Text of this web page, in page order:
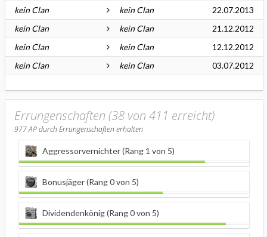
kein Clan
kein Clan
22.07.2013
kein Clan
kein Clan
21.12.2012
kein Clan
kein Clan
12.12.2012
kein Clan
kein Clan 03.07.2012
Errungenschaften (38 von 411 erreicht)
977AP durch Errungenschaften erhalten
Aggressorvernichter (Rang 1 von 5)
Bonusjäger (Rang 0 von 5)
Dividendenkönig (Rang 0 von 5)